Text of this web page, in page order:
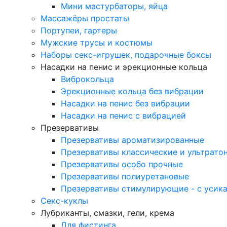
Мини мастурбаторы, яйца
Массажёры простаты
Портупеи, гартеры
Мужские трусы и костюмы
Наборы секс-игрушек, подарочные боксы
Насадки на пенис и эрекционные кольца
Виброкольца
Эрекционные кольца без вибрации
Насадки на пенис без вибрации
Насадки на пенис с вибрацией
Презервативы
Презервативы ароматизированные
Презервативы классические и
Презервативы особо прочные
Презервативы полиуретановые
Презервативы стимулирующие - с
Секс-куклы
Лубриканты, смазки, гели, крема
Для фистинга